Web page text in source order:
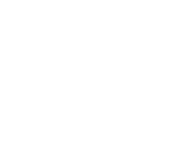
Baden-Württemberg
A-Z finden Sie
Sachgebiete zur Online-